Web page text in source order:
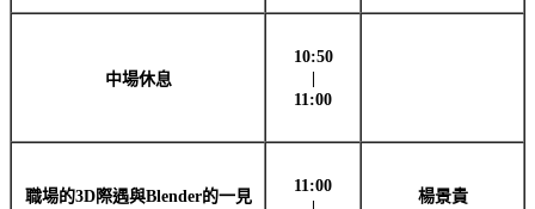
中場休息
10:50
11:00
職場的3D際遇與Blender的一見
11:00
楊景貴